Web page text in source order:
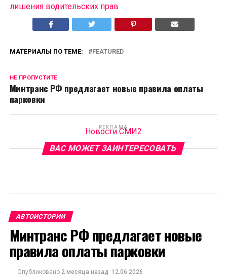
лишения водительских прав
МАТЕРИАЛЫ ПО ТЕМЕ: FEATURED
НЕ ПРОПУСТИТЕ
Минтранс РФ предлагает новые правила оплаты
парковки
РЕКЛАМА
Новости СМИ2
ВАС МОЖЕТ ЗАИНТЕРЕСОВАТЬ
АВТОИСТОРИИ
Минтранс РФ предлагает новые
правила оплаты парковки
Опубликовано 2 месяца назад 12.06.2026